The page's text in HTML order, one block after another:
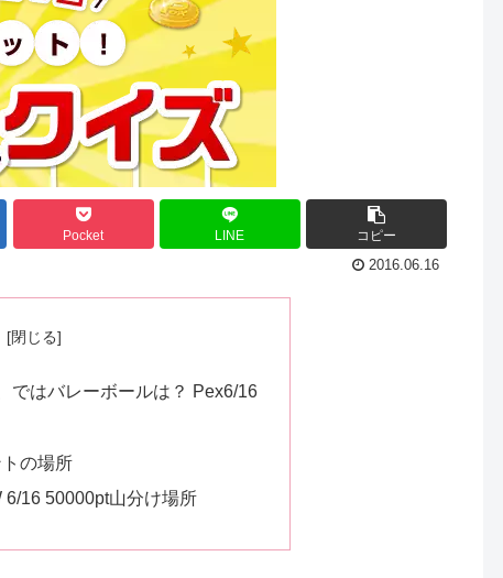
Pocket LINE
コピー
2016.06.16
ではバレーボールは？ Pex6/16
の場所
6/16 50000pt山分け場所